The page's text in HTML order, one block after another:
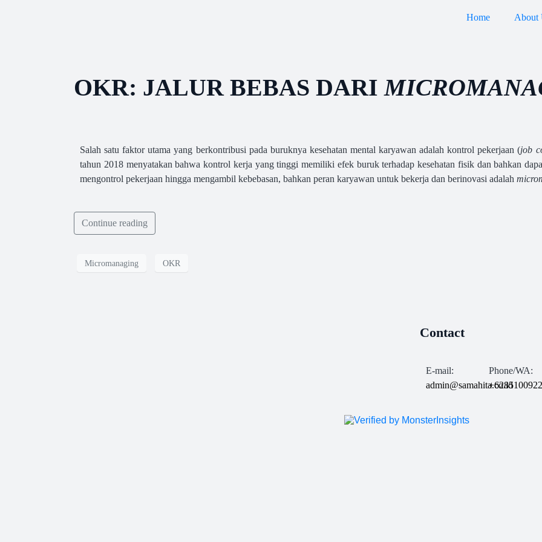
Home About
OKR: JALUR BEBAS DARI
Salah satu faktor utama yang berkontribusi pada buruknya kesehatan mental karyawan adalah kontrol pekerjaan (job
tahun 2018 menyatakan bahwa kontrol kerja yang tinggi memiliki efek buruk terhadap kesehatan fisik dan bahkan
mengontrol pekerjaan hingga mengambil kebebasan, bahkan peran karyawan untuk bekerja dan berinovasi adalah
Continue reading
Micromanaging OKR
Contact
E-mail:
admin@samahita.co.id
Phone/WA: